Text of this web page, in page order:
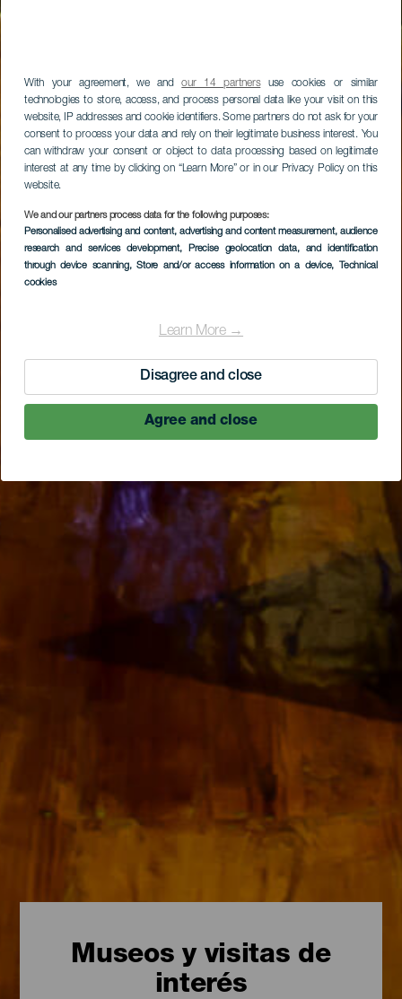
With your agreement, we andour 14 partnersuse cookies or similar
technologies to store, access, and process personal data like your visit on this
website, IP addresses and cookie identifiers. Some partners do not ask for your
consent to process your data and rely on their legitimate business interest. You
can withdraw your consent or object to data processing based on legitimate
interest at any time by clicking on “Learn More” or in our Privacy Policy on this
website.
We and our partners process data for the following purposes:
Personalised advertising and content, advertising and content measurement, audience
research and services development, Precise geolocation data, and identification
through device scanning, Store and/or access information on a device, Technical
cookies
Learn More →
Disagree and close
Agree and close
Museos y visitas de
interés